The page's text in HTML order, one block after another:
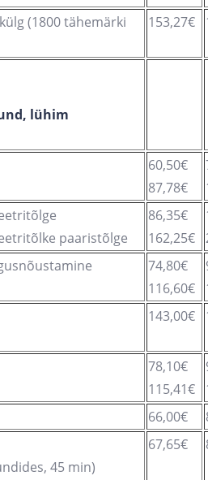
(1800 tähemärki
153,27€
lühim
60,50€
87,78€
paaristõlge
86,35€
162,25€
74,80€
116,60€
143,00€
78,10€
115,41€
66,00€
45 min)
67,65€